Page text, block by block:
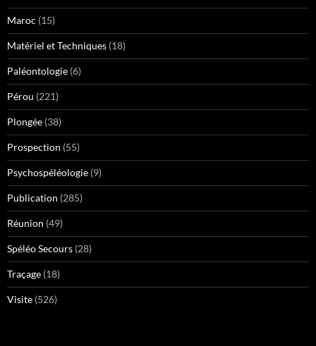
Maroc (15)
Matériel et Techniques (18)
Paléontologie (6)
Pérou (221)
Plongée (38)
Prospection (55)
Psychospéléologie (9)
Publication (285)
Réunion (49)
Spéléo Secours (28)
Traçage (18)
Visite (526)